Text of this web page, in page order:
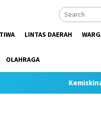
LINTAS DAERAH
OLAHRAGA
Kemiskinan DIY Turun